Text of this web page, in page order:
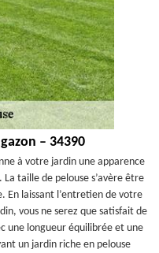
– 34390
à votre jardin une apparence
taille de pelouse s’avère être
En laissant l’entretien de votre
vous ne serez que satisfait de
une longueur équilibrée et une
un jardin riche en pelouse